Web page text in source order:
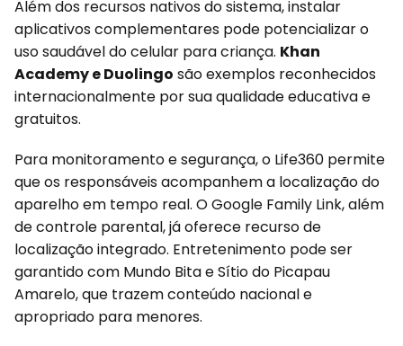
Além dos recursos nativos do sistema, instalar
aplicativos complementares pode potencializar o
uso saudável do celular para criança. Khan
Academy e Duolingo são exemplos reconhecidos
internacionalmente por sua qualidade educativa e
gratuitos.
Para monitoramento e segurança, o Life360 permite
que os responsáveis acompanhem a localização do
aparelho em tempo real. O Google Family Link, além
de controle parental, já oferece recurso de
localização integrado. Entretenimento pode ser
garantido com Mundo Bita e Sítio do Picapau
Amarelo, que trazem conteúdo nacional e
apropriado para menores.